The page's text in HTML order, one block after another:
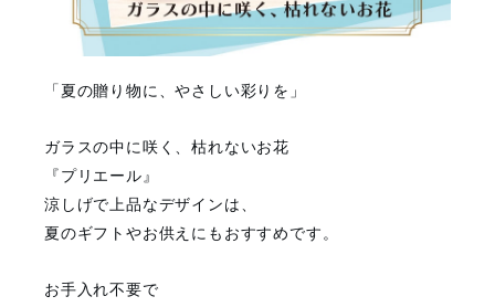
「夏の贈り物に、やさしい彩りを」
ガラスの中に咲く、枯れないお花
『プリエール』
涼しげで上品なデザインは、
夏のギフトやお供えにもおすすめです。
お手入れ不要で